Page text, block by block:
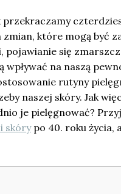
przekraczamy
które mogą być
pojawianie się
na naszą
rutyny
naszej skóry. Jak
je pielęgnować?
skórypo 40. roku życia,